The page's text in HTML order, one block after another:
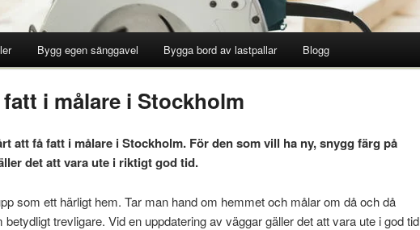
Bygg egen sänggavel Bygga bord av lastpallar Blogg
i målare i Stockholm
att få fatt i målare i Stockholm. För den som vill ha ny, snygg färg på
det att vara ute i riktigt god tid.
som ett härligt hem. Tar man hand om hemmet och målar om då och då
trevligare. Vid en uppdatering av väggar gäller det att vara ute i god tid